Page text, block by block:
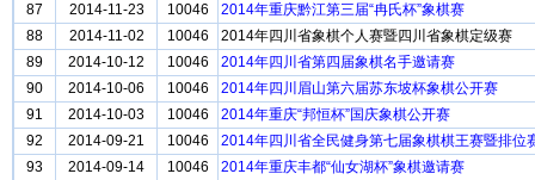
87
2014-11-23 10046
2014年重庆黔江第三届“冉氏杯”象棋赛
88
2014-11-02 10046
2014年四川省象棋个人赛暨四川省象棋定级赛
89
2014-10-12 10046
2014年四川省第四届象棋名手邀请赛
90
2014-10-06 10046
2014年四川眉山第六届苏东坡杯象棋公开赛
91
2014-10-03 10046
2014年重庆“邦恒杯”国庆象棋公开赛
92
2014-09-21 10046
2014年四川省全民健身第七届象棋棋王赛暨排位
93
2014-09-14 10046 2014年重庆丰都“仙女湖杯”象棋邀请赛